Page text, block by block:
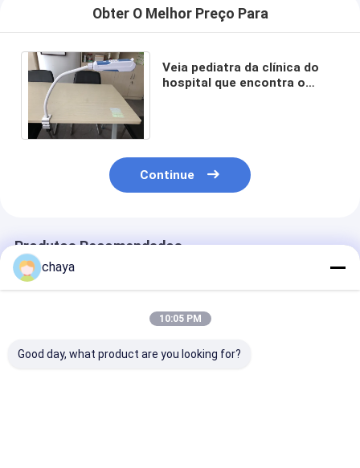
Obter O Melhor Preço Para
Veia pediatra da clínica do
hospital que encontra o
Continue
Produtos Recomendados
chaya
10:05 PM
Good day, what product are you looking for?